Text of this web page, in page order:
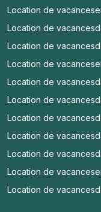
Location de vacances
Location de vacances
Location de vacances
Location de vacances
Location de vacances
Location de vacances
Location de vacances
Location de vacances
Location de vacances
Location de vacances
Location de vacances